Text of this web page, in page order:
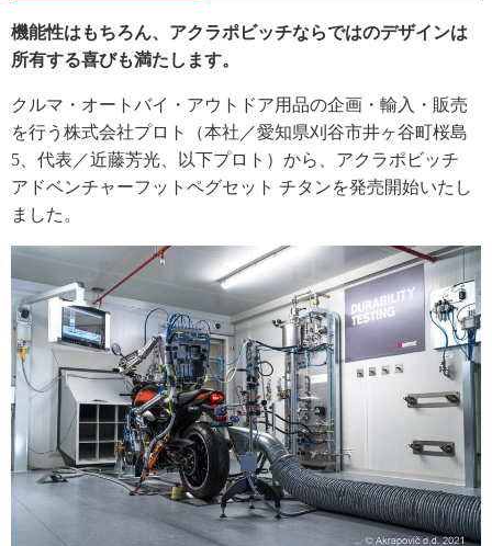
機能性はもちろん、アクラポビッチならではのデザインは
所有する喜びも満たします。
クルマ・オートバイ・アウトドア用品の企画・輸入・販売
を行う株式会社プロト（本社／愛知県刈谷市井ヶ谷町桜島
5、代表／近藤芳光、以下プロト）から、アクラポビッチ
アドベンチャーフットペグセット チタンを発売開始いたし
ました。